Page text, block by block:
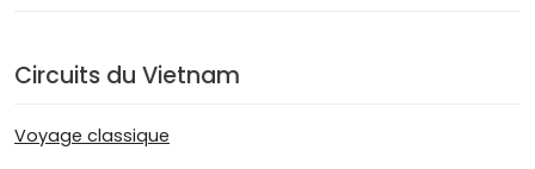
Circuits du Vietnam
Voyage classique